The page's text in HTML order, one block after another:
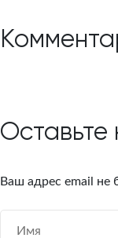
Ваш адрес email не